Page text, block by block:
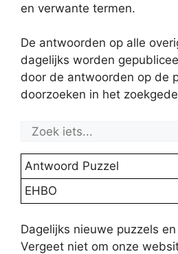
en verwante termen.
De antwoorden op alle
dagelijks worden
door de antwoorden op de
doorzoeken in het
Antwoord Puzzel
EHBO
Dagelijks nieuwe puzzels
Vergeet niet om onze